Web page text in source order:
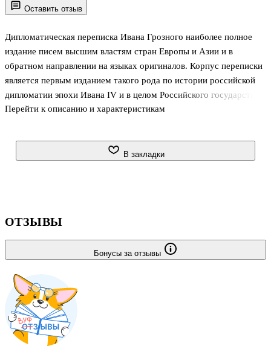
Оставить отзыв
Дипломатическая переписка Ивана Грозного наиболее полное
издание писем высшим властям стран Европы и Азии и в
обратном направлении на языках оригиналов. Корпус переписки
является первым изданием такого рода по истории российской
дипломатии эпохи Ивана IV и в целом Российского государства
до правления Петра I. Посольские грамоты, вьявленные в
России. Том I содержит послания из дипломатической переписки
Перейти к описанию и характеристикам
В закладки
ОТЗЫВЫ
Бонусы за отзывы